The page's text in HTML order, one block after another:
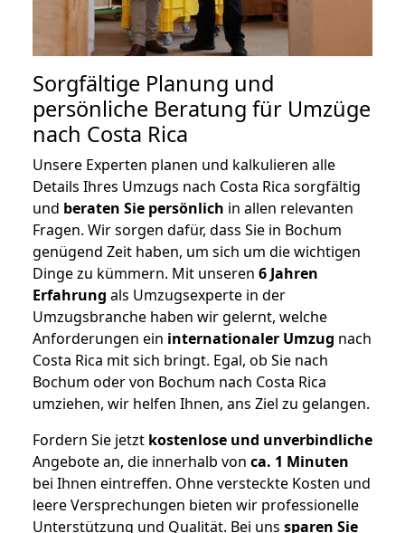
Sorgfältige Planung und
persönliche Beratung für Umzüge
nach Costa Rica
Unsere Experten planen und kalkulieren alle
Details Ihres Umzugs nach Costa Rica sorgfältig
und beraten Sie persönlich in allen relevanten
Fragen. Wir sorgen dafür, dass Sie in Bochum
genügend Zeit haben, um sich um die wichtigen
Dinge zu kümmern. Mit unseren 6 Jahren
Erfahrung als Umzugsexperte in der
Umzugsbranche haben wir gelernt, welche
Anforderungen ein internationaler Umzug nach
Costa Rica mit sich bringt. Egal, ob Sie nach
Bochum oder von Bochum nach Costa Rica
umziehen, wir helfen Ihnen, ans Ziel zu gelangen.
Fordern Sie jetzt kostenlose und unverbindliche
Angebote an, die innerhalb von ca. 1 Minuten
bei Ihnen eintreffen. Ohne versteckte Kosten und
leere Versprechungen bieten wir professionelle
Unterstützung und Qualität. Bei uns sparen Sie